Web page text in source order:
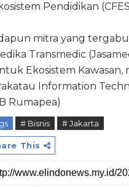
Pendidikan
mitra yang
Transmedic
Ekosistem Kawasan,
Information
Rumapea)
# Bisnis # Jakarta
This